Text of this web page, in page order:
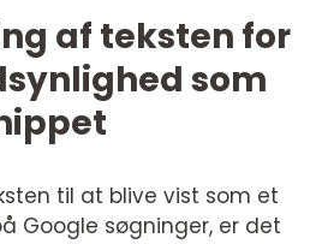
af teksten for
som
til at blive vist som et
Google søgninger, er det